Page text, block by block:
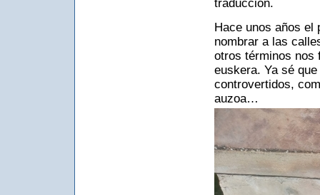
traducción.
Hace unos años el
nombrar a las
otros términos nos
euskera. Ya sé
controvertidos,
auzoa…